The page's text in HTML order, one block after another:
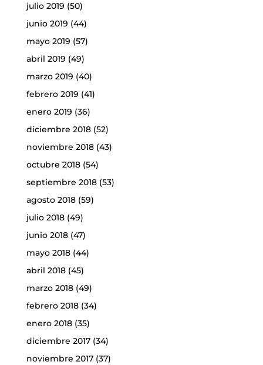
julio 2019 (50)
junio 2019 (44)
mayo 2019 (57)
abril 2019 (49)
marzo 2019 (40)
febrero 2019 (41)
enero 2019 (36)
diciembre 2018(52)
noviembre 2018(43)
octubre 2018(54)
septiembre 2018(53)
agosto 2018(59)
julio 2018(49)
junio 2018(47)
mayo 2018(44)
abril 2018(45)
marzo 2018(49)
febrero 2018(34)
enero 2018(35)
diciembre 2017(34)
noviembre 2017(37)